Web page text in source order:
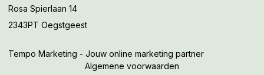
Rosa Spierlaan 14
2343PT Oegstgeest
Tempo Marketing - Jouw online marketing partner
Algemene voorwaarden